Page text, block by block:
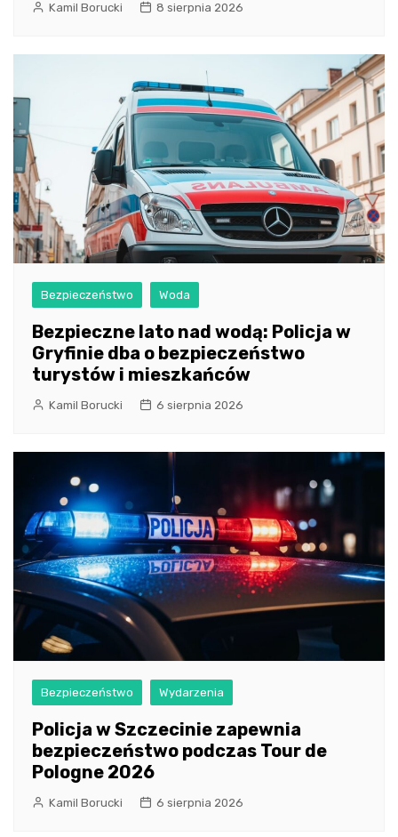
Kamil Borucki 8 sierpnia 2026
Bezpieczeństwo Woda
Bezpieczne lato nad wodą: Policja w
Gryfinie dba o bezpieczeństwo
turystów i mieszkańców
Kamil Borucki 6 sierpnia 2026
Bezpieczeństwo Wydarzenia
Policja w Szczecinie zapewnia
bezpieczeństwo podczas Tour de
Pologne 2026
Kamil Borucki 6 sierpnia 2026